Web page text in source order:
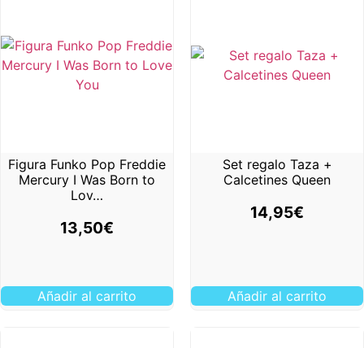
Figura Funko Pop Freddie
Mercury I Was Born to
Lov…
13,50€
Añadir al carrito
Set regalo Taza +
Calcetines Queen
14,95€
Añadir al carrito